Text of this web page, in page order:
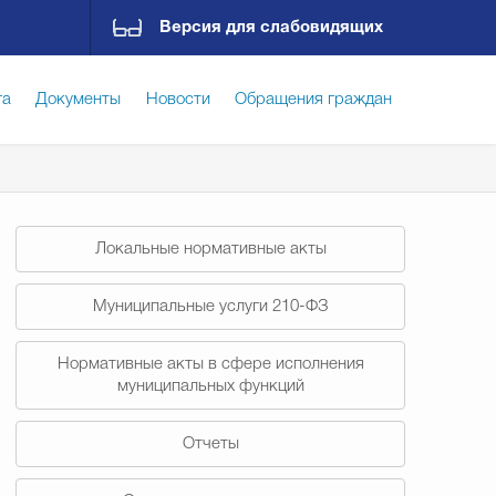
Версия для слабовидящих
Документы Новости Обращения граждан
комиссия Гостям Городского округа
Государственные организации информируют
Локальные нормативные акты
Муниципальные услуги 210-ФЗ
Нормативные акты в сфере исполнения
муниципальных функций
Отчеты